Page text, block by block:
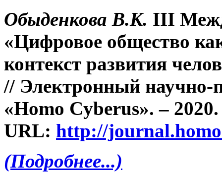
Обыденкова В.К. III
«Цифровое общество
контекст развития
// Электронный научно-
«Homo Cyberus». –
URL: http://
(Подробнее...)